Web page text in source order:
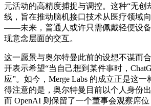
元活动的高精度捕捉与调控。这种“无创
线，旨在推动脑机接口技术从医疗领域
——未来，普通人或许只需佩戴轻便设
现意念层面的交互。
这一愿景与奥尔特曼此前的设想不谋而
开表示希望“当自己想到某件事时，
应”。如今，Merge Labs 的成立正是这
得注意的是，奥尔特曼目前以个人身份
而 OpenAI 则保留了一个董事会观察席